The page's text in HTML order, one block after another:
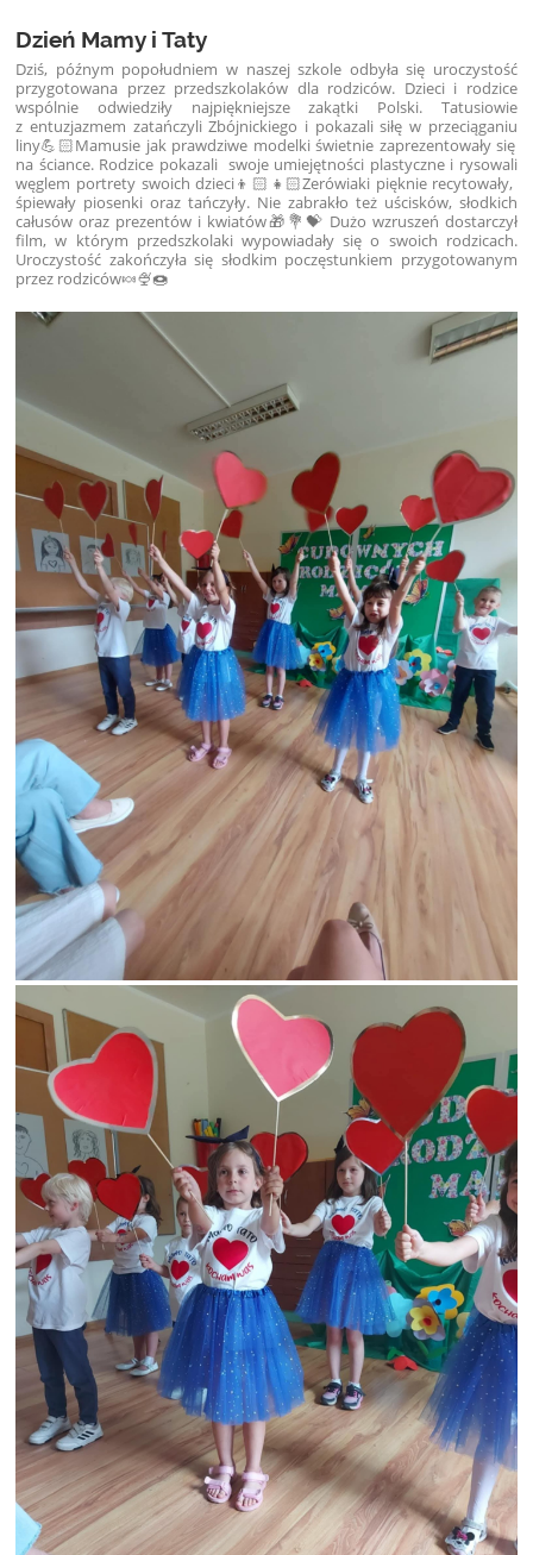
Dzień Mamy i Taty
Dziś, późnym popołudniem w naszej szkole odbyła się uroczystość
przygotowana przez przedszkolaków dla rodziców. Dzieci i rodzice
wspólnie odwiedziły najpiękniejsze zakątki Polski. Tatusiowie
z entuzjazmem zatańczyli Zbójnickiego i pokazali siłę w przeciąganiu
liny💪🏻Mamusie jak prawdziwe modelki świetnie zaprezentowały się
na ściance. Rodzice pokazali swoje umiejętności plastyczne i rysowali
węglem portrety swoich dzieci👦🏻👧🏻Zerówiaki pięknie recytowały,
śpiewały piosenki oraz tańczyły. Nie zabrakło też uścisków, słodkich
całusów oraz prezentów i kwiatów🎁💐💝 Dużo wzruszeń dostarczył
film, w którym przedszkolaki wypowiadały się o swoich rodzicach.
Uroczystość zakończyła się słodkim poczęstunkiem przygotowanym
przez rodziców🍬🍨🍩